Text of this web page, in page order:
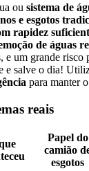
ou sistema de
e esgotos
rapidez
de águas
e um grande risco
e salve o dia!
para manter
reais
Papel do
camião
esgotos